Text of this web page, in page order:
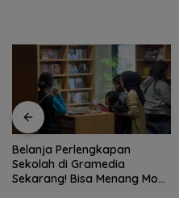
Tim SAR temukan nenek
hilang di hutan Lingga dalam
kondisi selamat